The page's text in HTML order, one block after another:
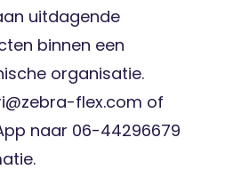
uitdagende
binnen een
organisatie.
flex.com of
naar 06-44296679